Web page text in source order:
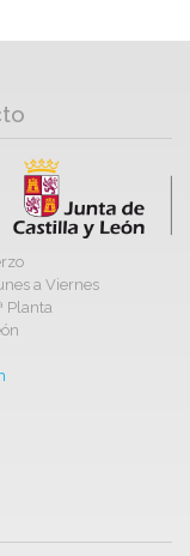
a Viernes
Planta